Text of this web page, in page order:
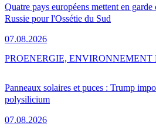
Quatre pays européens mettent en
Russie pour l'Ossétie du Sud
07.08.2026
Panneaux solaires et puces : Trump
polysilicium
07.08.2026
PROENERGIE, ENVIRONNEMENT